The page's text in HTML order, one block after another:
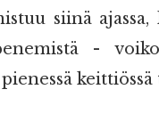
siinä
-
keittiössä